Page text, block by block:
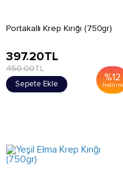
Portakallı Krep Kırığı (750gr)
%12
İndirim
397.20TL
450.00TL
Sepete Ekle